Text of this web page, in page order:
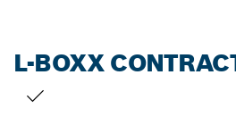
L-BOXX